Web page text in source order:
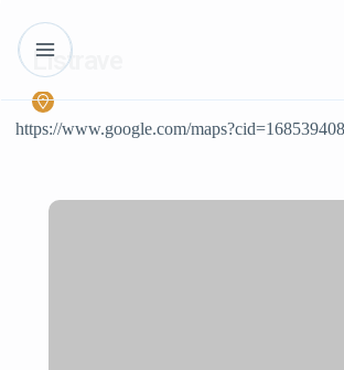
Listrave
https://www.google.com/